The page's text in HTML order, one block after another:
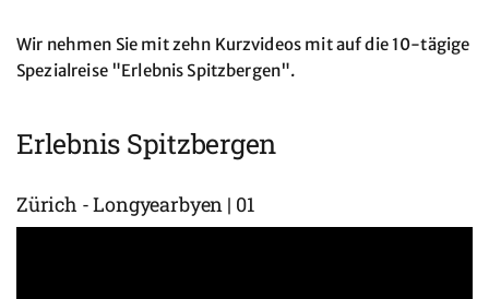
Wir nehmen Sie mit zehn Kurzvideos mit auf die 10-tägige
Spezialreise "Erlebnis Spitzbergen".
Erlebnis Spitzbergen
Zürich - Longyearbyen | 01